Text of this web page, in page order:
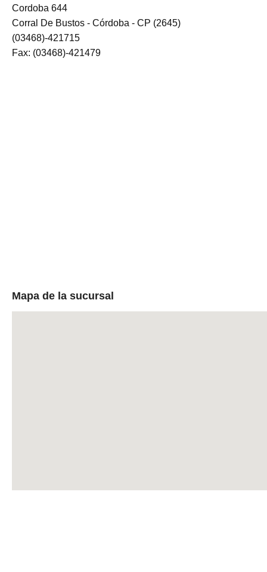
Cordoba 644
Corral De Bustos - Córdoba - CP (2645)
(03468)-421715
Fax: (03468)-421479
Mapa de la sucursal